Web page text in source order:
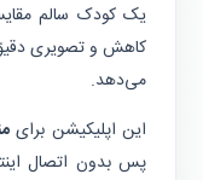
یک کودک سالم
کاهش و تصویری
می‌دهد.
این اپلیکیشن برای
پس بدون اتصال